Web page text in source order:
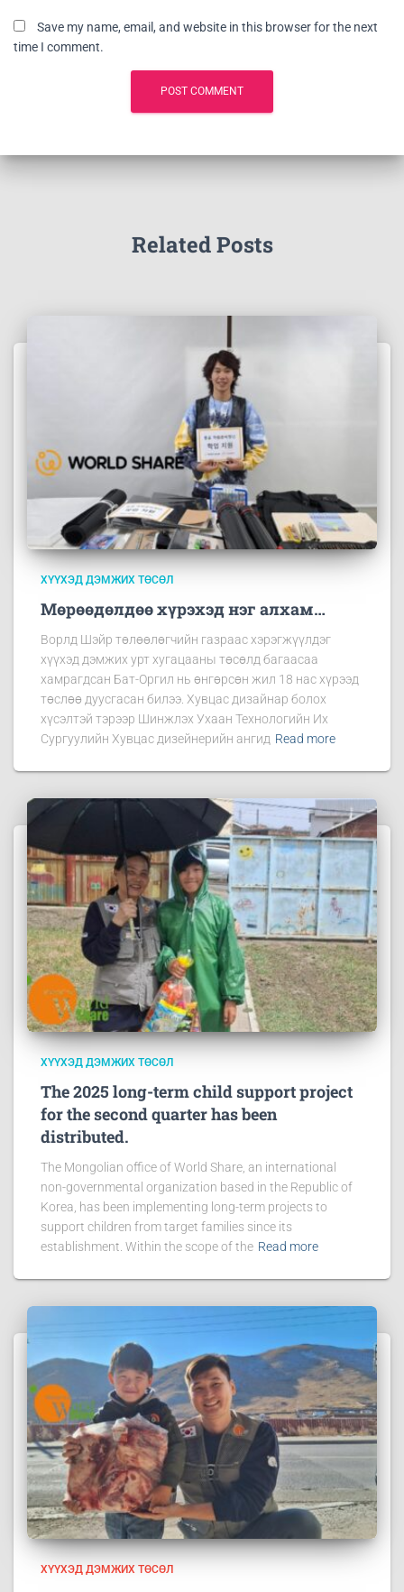
Save my name, email, and website in this browser for the next
time I comment.
Related Posts
ХҮҮХЭД ДЭМЖИХ ТӨСӨЛ
Мөрөөдөлдөө хүрэхэд нэг алхам…
Ворлд Шэйр төлөөлөгчийн газраас хэрэгжүүлдэг
хүүхэд дэмжих урт хугацааны төсөлд багаасаа
хамрагдсан Бат-Оргил нь өнгөрсөн жил 18 нас хүрээд
төслөө дуусгасан билээ. Хувцас дизайнар болох
хүсэлтэй тэрээр Шинжлэх Ухаан Технологийн Их
Сургуулийн Хувцас дизейнерийн ангид Read more
ХҮҮХЭД ДЭМЖИХ ТӨСӨЛ
The 2025 long-term child support project
for the second quarter has been
distributed.
The Mongolian office of World Share, an international
non-governmental organization based in the Republic of
Korea, has been implementing long-term projects to
support children from target families since its
establishment. Within the scope of the Read more
ХҮҮХЭД ДЭМЖИХ ТӨСӨЛ